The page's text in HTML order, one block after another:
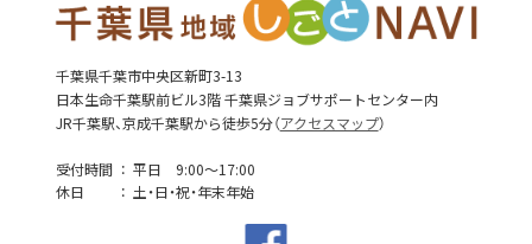
千葉県千葉市中央区新町3-13
日本生命千葉駅前ビル3階 千葉県ジョブサポートセンター内
JR千葉駅、京成千葉駅から徒歩5分（アクセスマップ）
受付時間
平日 9:00～17:00
休日
土・日・祝・年末年始